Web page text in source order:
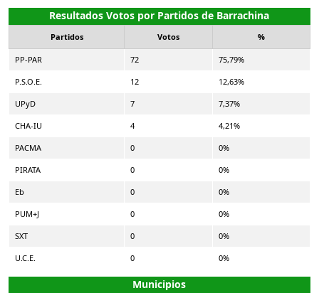
Resultados Votos por Partidos de Barrachina
Partidos Votos %
PP-PAR 72 75,79%
P.S.O.E. 12 12,63%
UPyD 7 7,37%
CHA-IU 4 4,21%
PACMA 0 0%
PIRATA 0 0%
Eb 0 0%
PUM+J 0 0%
SXT 0 0%
U.C.E. 0 0%
Municipios